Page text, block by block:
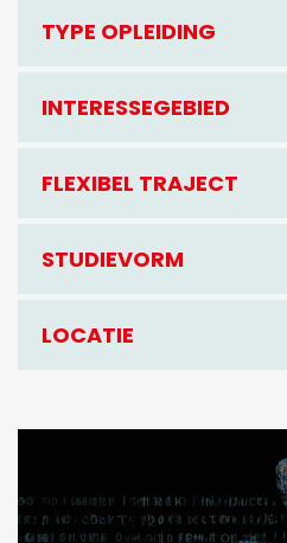
TYPE OPLEIDING
INTERESSEGEBIED
FLEXIBEL TRAJECT
STUDIEVORM
LOCATIE